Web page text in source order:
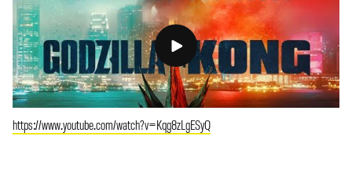
https://www.youtube.com/watch?v=Kqg8zLgESyQ